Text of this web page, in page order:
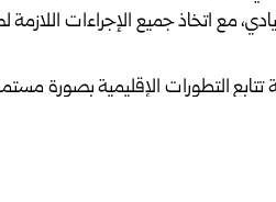
مع اتخاذ جميع الإجراءات
تتابع التطورات الإقليمية بصورة